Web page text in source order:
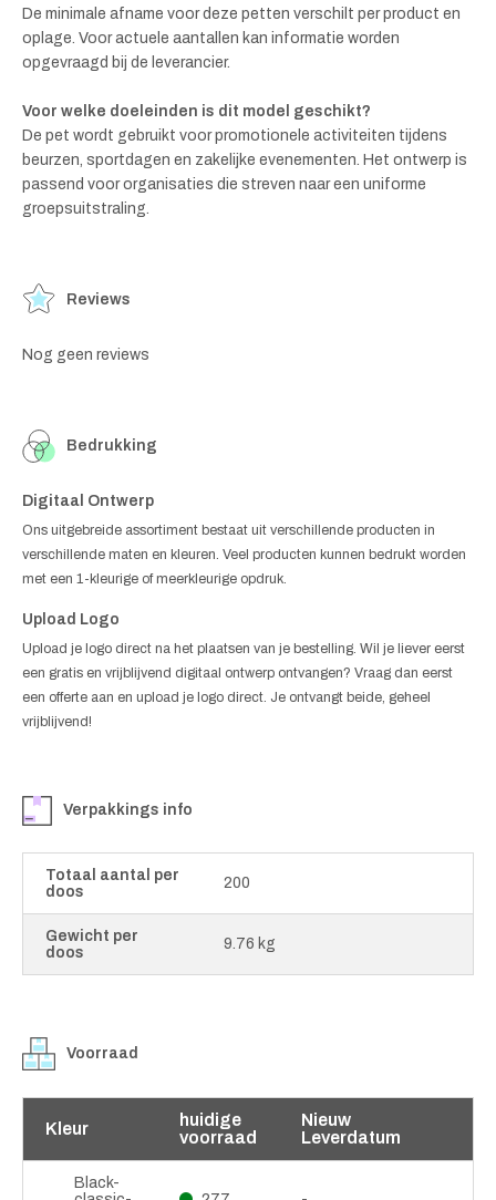
De minimale afname voor deze petten verschilt per product en
oplage. Voor actuele aantallen kan informatie worden
opgevraagd bij de leverancier.
Voor welke doeleinden is dit model geschikt?
De pet wordt gebruikt voor promotionele activiteiten tijdens
beurzen, sportdagen en zakelijke evenementen. Het ontwerp is
passend voor organisaties die streven naar een uniforme
groepsuitstraling.
Reviews
Nog geen reviews
Bedrukking
Digitaal Ontwerp
Ons uitgebreide assortiment bestaat uit verschillende producten in
verschillende maten en kleuren. Veel producten kunnen bedrukt worden
met een 1-kleurige of meerkleurige opdruk.
Upload Logo
Upload je logo direct na het plaatsen van je bestelling. Wil je liever eerst
een gratis en vrijblijvend digitaal ontwerp ontvangen? Vraag dan eerst
een offerte aan en upload je logo direct. Je ontvangt beide, geheel
vrijblijvend!
Verpakkings info
Totaal aantal per
doos
200
Gewicht per
doos
9.76 kg
Voorraad
Kleur
huidige
voorraad
Nieuw
Leverdatum
Black-